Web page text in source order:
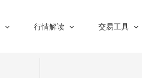
行情解读 交易工具